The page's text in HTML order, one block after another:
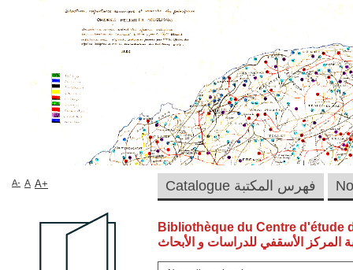
Bibliothèque du Centre d'étude
المركز الأسقفي للدراسات و الأبحاث
Catalogue فهرس المكتبة A- A A+